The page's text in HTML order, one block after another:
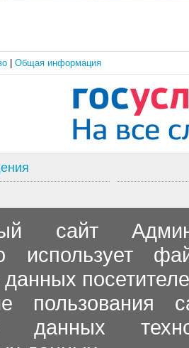
Общая информация
сайт
использует
данных
пользования
данных